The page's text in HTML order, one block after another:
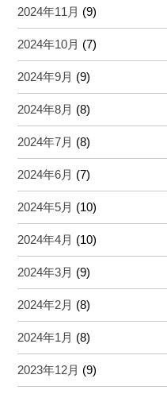
2024年11月 (9)
2024年10月 (7)
2024年9月 (9)
2024年8月 (8)
2024年7月 (8)
2024年6月 (7)
2024年5月 (10)
2024年4月 (10)
2024年3月 (9)
2024年2月 (8)
2024年1月 (8)
2023年12月 (9)